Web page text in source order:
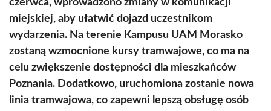
czerwca, wprowadzono zmiany w komunikacji
miejskiej, aby ułatwić dojazd uczestnikom
wydarzenia. Na terenie Kampusu UAM Morasko
zostaną wzmocnione kursy tramwajowe, co ma na
celu zwiększenie dostępności dla mieszkańców
Poznania. Dodatkowo, uruchomiona zostanie nowa
linia tramwajowa, co zapewni lepszą obsługę osób